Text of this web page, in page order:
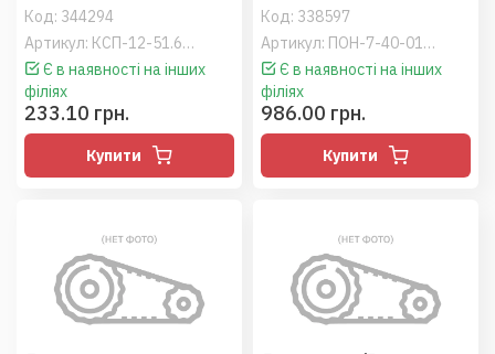
Код: 344294
Артикул: КСП-12-51.661ВР
Є в наявності на інших
філіях
233.10 грн.
Купити
Код: 338597
Артикул: ПОН-7-40-01.462
11.462, ПНВБ
(ПОН-7/Lemken 3364150)
Велес-Агро
Є в наявності на інших
філіях
986.00 грн.
Купити